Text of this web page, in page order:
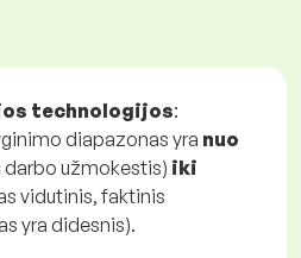
technologijos:
diapazonas yra nuo
darbo užmokestis) iki
vidutinis, faktinis
yra didesnis).